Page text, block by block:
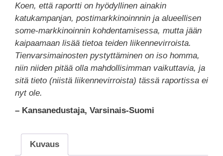
Koen, että raportti on hyödyllinen ainakin
katukampanjan, postimarkkinoinnnin ja alueellisen
some-markkinoinnin kohdentamisessa, mutta jään
kaipaamaan lisää tietoa teiden liikennevirroista.
Tienvarsimainosten pystyttäminen on iso homma,
niin niiden pitää olla mahdollisimman vaikuttavia, ja
sitä tieto (niistä liikennevirroista) tässä raportissa ei
nyt ole.
– Kansanedustaja, Varsinais-Suomi
Kuvaus